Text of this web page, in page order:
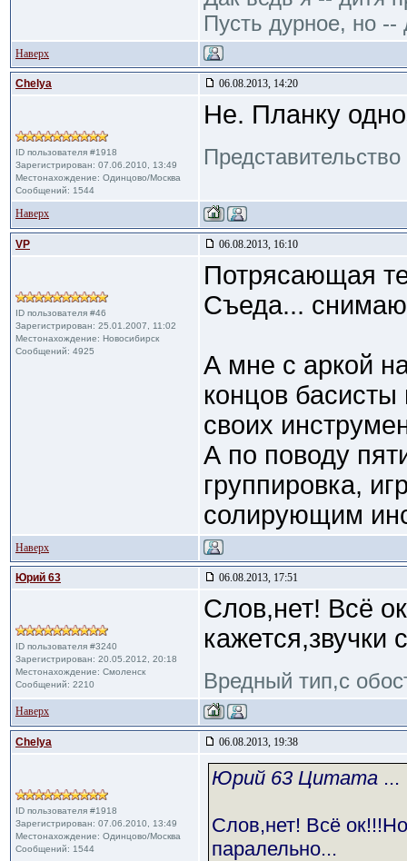
Пусть дурное, но --
Наверх
Сhelya 06.08.2013, 14:20
ID пользователя #1918
Зарегистрирован: 07.06.2010, 13:49
Местонахождение: Одинцово/Москва
Сообщений: 1544
Не. Планку
Наверх
VP 06.08.2013, 16:10
ID пользователя #46
Зарегистрирован: 25.01.2007, 11:02
Местонахождение: Новосибирск
Сообщений: 4925
Потрясающая
Съеда...
А мне с аркой
концов
своих
А по поводу
группировка,
солирующим
Наверх
Юрий 63 06.08.2013, 17:51
ID пользователя #3240
Зарегистрирован: 20.05.2012, 20:18
Местонахождение: Смоленск
Сообщений: 2210
Слов,нет! Всё
кажется,звучки
Вредный тип,с
Наверх
Сhelya 06.08.2013, 19:38
ID пользователя #1918
Зарегистрирован: 07.06.2010, 13:49
Местонахождение: Одинцово/Москва
Сообщений: 1544
Юрий 63 Цитата ...
Слов,нет! Всё
паралельно...